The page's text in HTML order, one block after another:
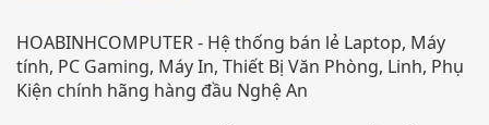
HOABINHCOMPUTER - Hệ thống bán lẻ Laptop, Máy
tính, PC Gaming, Máy In, Thiết Bị Văn Phòng, Linh, Phụ
Kiện chính hãng hàng đầu Nghệ An